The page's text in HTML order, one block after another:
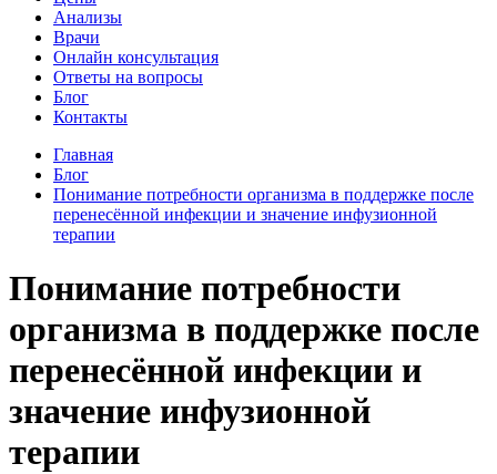
Анализы
Врачи
Онлайн консультация
Ответы на вопросы
Блог
Контакты
Главная
Блог
Понимание потребности организма в поддержке после
перенесённой инфекции и значение инфузионной
терапии
Понимание потребности
организма в поддержке после
перенесённой инфекции и
значение инфузионной
терапии